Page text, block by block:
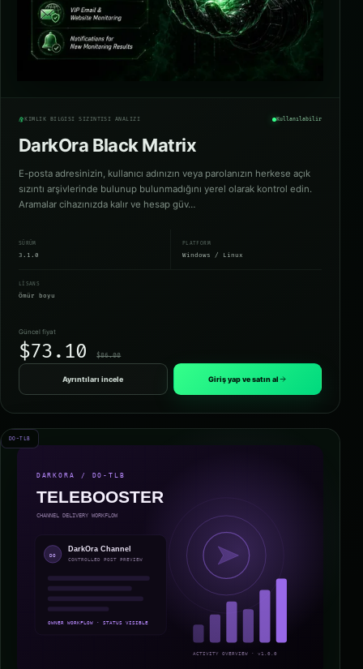
KIMLIK BILGISI SIZINTISI ANALIZI Kullanılabilir
DarkOra Black Matrix
E-posta adresinizin, kullanıcı adınızın veya parolanızın herkese açık
sızıntı arşivlerinde bulunup bulunmadığını yerel olarak kontrol edin.
Aramalar cihazınızda kalır ve hesap güv…
SÜRÜM
3.1.0
PLATFORM
Windows / Linux
LISANS
Ömür boyu
Güncel fiyat
$73.10 $86.00
Ayrıntıları incele Giriş yap ve satın al
DO-TLB